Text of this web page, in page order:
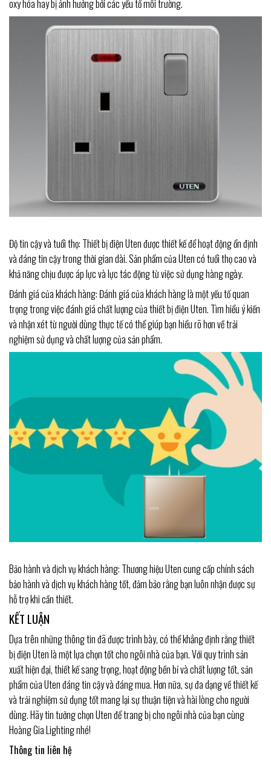
oxy hóa hay bị ảnh hưởng bởi các yếu tố môi trường.
Độ tin cậy và tuổi thọ: Thiết bị điện Uten được thiết kế để hoạt động ổn định
và đáng tin cậy trong thời gian dài. Sản phẩm của Uten có tuổi thọ cao và
khả năng chịu được áp lực và lực tác động từ việc sử dụng hàng ngày.
Đánh giá của khách hàng: Đánh giá của khách hàng là một yếu tố quan
trọng trong việc đánh giá chất lượng của thiết bị điện Uten. Tìm hiểu ý kiến
và nhận xét từ người dùng thực tế có thể giúp bạn hiểu rõ hơn về trải
nghiệm sử dụng và chất lượng của sản phẩm.
Bảo hành và dịch vụ khách hàng: Thương hiệu Uten cung cấp chính sách
bảo hành và dịch vụ khách hàng tốt, đảm bảo rằng bạn luôn nhận được sự
hỗ trợ khi cần thiết.
KẾT LUẬN
Dựa trên những thông tin đã được trình bày, có thể khẳng định rằng thiết
bị điện Uten là một lựa chọn tốt cho ngôi nhà của bạn. Với quy trình sản
xuất hiện đại, thiết kế sang trọng, hoạt động bền bỉ và chất lượng tốt, sản
phẩm của Uten đáng tin cậy và đáng mua. Hơn nữa, sự đa dạng về thiết kế
và trải nghiệm sử dụng tốt mang lại sự thuận tiện và hài lòng cho người
dùng. Hãy tin tưởng chọn Uten để trang bị cho ngôi nhà của bạn cùng
Hoàng Gia Lighting nhé!
Thông tin liên hệ